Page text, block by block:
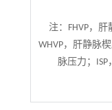
注： FHVP，
WHVP，肝静脉
脉压力；ISP